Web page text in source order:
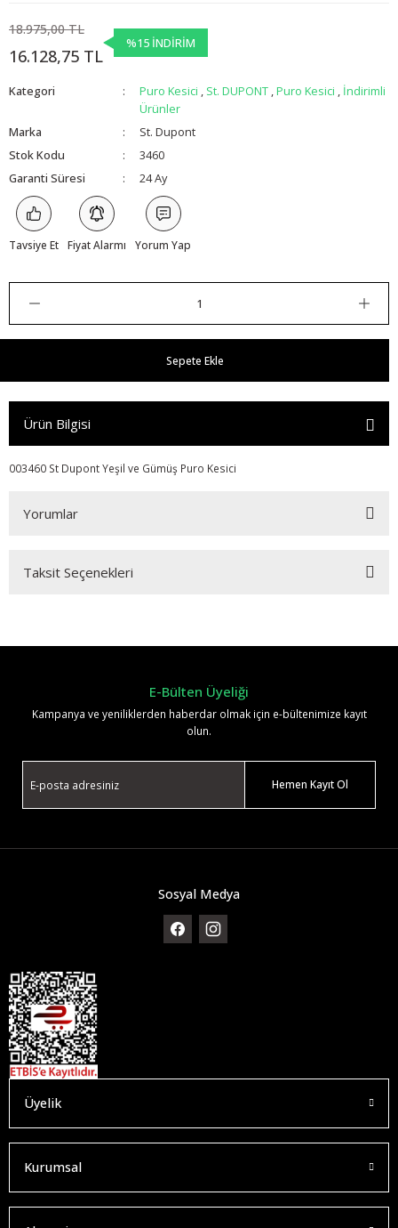
18.975,00 TL
16.128,75 TL
%15 İNDİRİM
Kategori Puro Kesici , St. DUPONT ,Puro Kesici , İndirimli
Ürünler
Marka
St. Dupont
Stok Kodu
3460
Garanti Süresi
24 Ay
Tavsiye Et Fiyat Alarmı Yorum Yap
Sepete Ekle
Ürün Bilgisi
003460 St Dupont Yeşil ve Gümüş Puro Kesici
Yorumlar
Taksit Seçenekleri
E-Bülten Üyeliği
Kampanya ve yeniliklerden haberdar olmak için e-bültenimize kayıt
olun.
Hemen Kayıt Ol
Sosyal Medya
Üyelik
Kurumsal